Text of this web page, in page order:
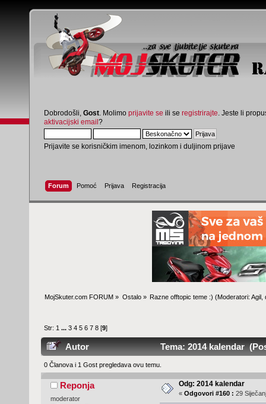
Dobrodošli, Gost . Molimo prijavite se ili se registrirajte . Jeste li
aktivacijski email?
Prijavite se korisničkim imenom, lozinkom i duljinom prijave
Forum Pomoć Prijava Registracija
MojSkuter.com FORUM » Ostalo» Razne offtopic teme :) (Moderatori: Agil
Str: 1 ...3 4 5 6 7 8 [9]
Autor Tema: 2014 kalendar
0 Članova i 1 Gost pregledava ovu temu.
Reponja
moderator
Odg: 2014 kalendar
« Odgovori #160 : 29